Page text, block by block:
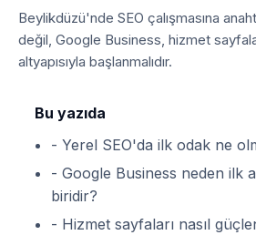
Beylikdüzü'nde SEO çalışmasına
değil, Google Business, hizmet
altyapısıyla başlanmalıdır.
Bu yazıda
- Yerel SEO'da ilk odak ne
- Google Business neden ilk
biridir?
- Hizmet sayfaları nasıl